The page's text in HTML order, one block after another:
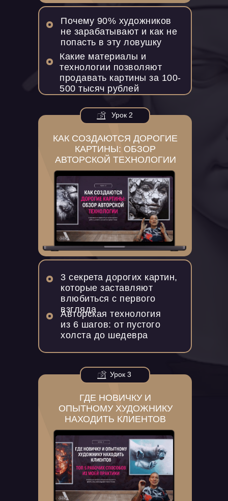
Какие материалы и
технологии позволяют
продавать картины за 100-
500 тысяч рублей
Почему 90% художников
не зарабатывают и как не
попасть в эту ловушку
ГДЕ НОВИЧКУ И
ОПЫТНОМУ ХУДОЖНИКУ
НАХОДИТЬ КЛИЕНТОВ
Урок 3
Авторская технология
из 6 шагов: от пустого
холста до шедевра
3 секрета дорогих картин,
которые заставляют
влюбиться с первого
взгляда
КАК СОЗДАЮТСЯ ДОРОГИЕ
КАРТИНЫ: ОБЗОР
АВТОРСКОЙ ТЕХНОЛОГИИ
Урок 2